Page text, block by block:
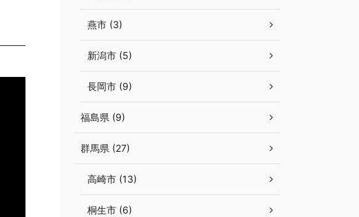
燕市 (3)
新潟市 (5)
長岡市 (9)
福島県 (9)
群馬県 (27)
高崎市 (13)
桐生市 (6)